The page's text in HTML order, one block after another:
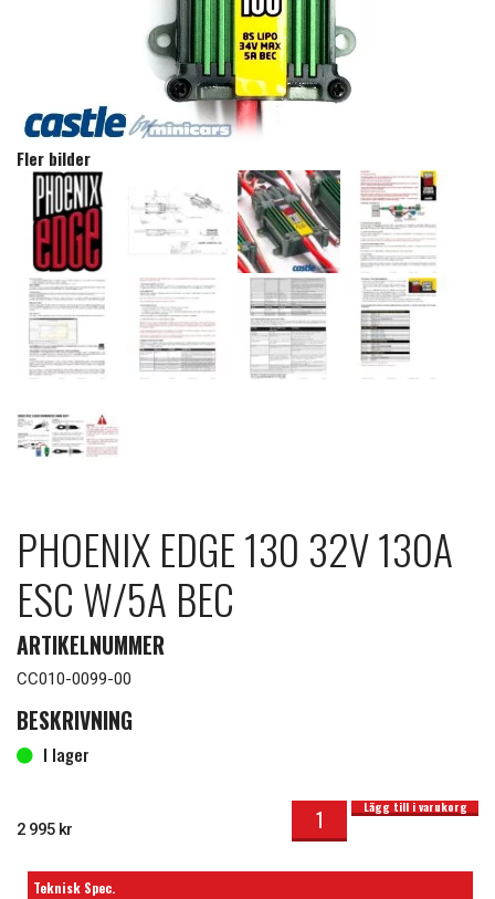
Fler bilder
PHOENIX EDGE 130 32V 130A
ESC W/5A BEC
ARTIKELNUMMER
CC010-0099-00
BESKRIVNING
I lager
2 995 kr
I lager
Phoenix Edge 130 32V 130A ESC w/5A BEC mängd Lägg till i varukorg
Teknisk Spec.